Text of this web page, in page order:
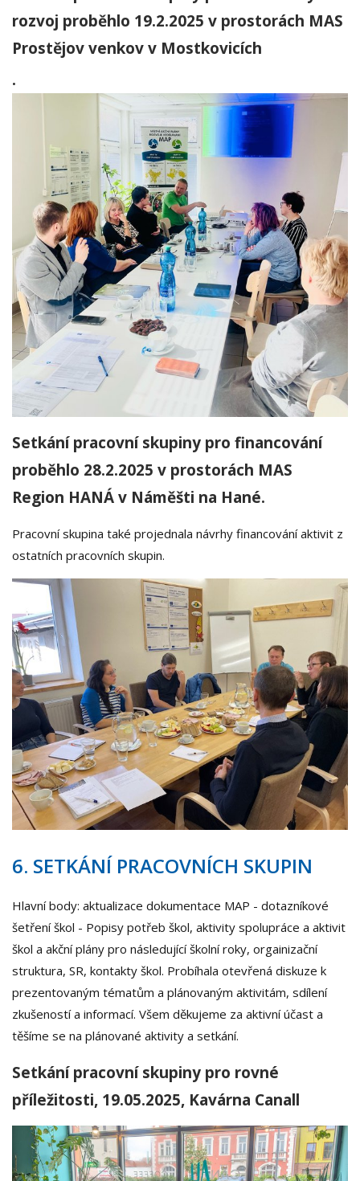
rozvoj proběhlo 19.2.2025 v prostorách MAS
Prostějov venkov v Mostkovicích
.
Setkání pracovní skupiny pro financování
proběhlo 28.2.2025 v prostorách MAS
Region HANÁ v Náměšti na Hané.
Pracovní skupina také projednala návrhy financování aktivit z
ostatních pracovních skupin.
6. SETKÁNÍ PRACOVNÍCH SKUPIN
Hlavní body: aktualizace dokumentace MAP - dotazníkové
šetření škol - Popisy potřeb škol, aktivity spolupráce a aktivit
škol a akční plány pro následující školní roky, orgainizační
struktura, SR, kontakty škol. Probíhala otevřená diskuze k
prezentovaným tématům a plánovaným aktivitám, sdílení
zkušeností a informací. Všem děkujeme za aktivní účast a
těšíme se na plánované aktivity a setkání.
Setkání pracovní skupiny pro rovné
příležitosti, 19.05.2025, Kavárna Canall